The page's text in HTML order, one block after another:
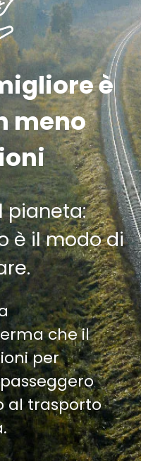
è
meno
pianeta:
è il modo di
che il
per
al trasporto